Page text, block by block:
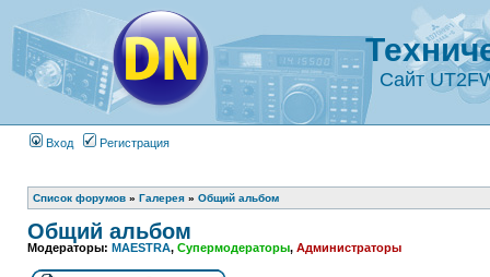
Сайт
Вход Регистрация
Список форумов » Галерея » Общий альбом
Общий альбом
Модераторы: MAESTRA, Супермодераторы, Администраторы